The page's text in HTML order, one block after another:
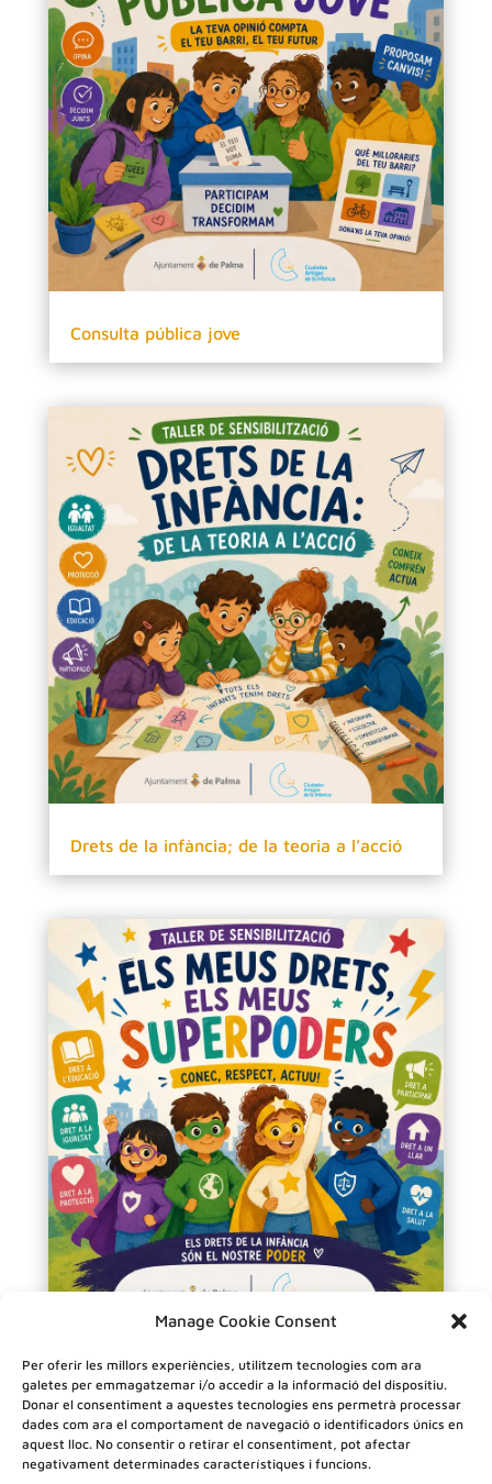
Manage Cookie Consent
Per oferir les millors experiències, utilitzem tecnologies com ara
galetes per emmagatzemar i/o accedir a la informació del dispositiu.
Donar el consentiment a aquestes tecnologies ens permetrà processar
dades com ara el comportament de navegació o identificadors únics en
aquest lloc. No consentir o retirar el consentiment, pot afectar
negativament determinades característiques i funcions.
Consulta pública jove
Drets de la infància; de la teoria a l’acció
Els meus drets, els meus superpoders